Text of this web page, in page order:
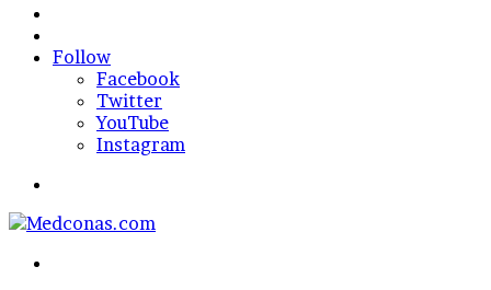
In
Follow
Facebook
Twitter
YouTube
Instagram